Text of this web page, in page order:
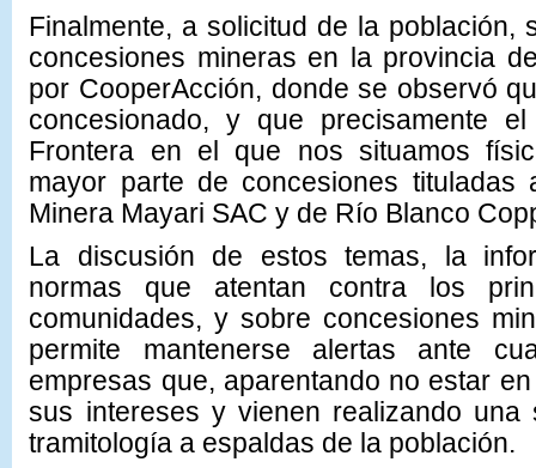
Finalmente, a solicitud de la población,
concesiones mineras en la provincia
por CooperAcción, donde se observó
concesionado, y que precisamente
Frontera en el que nos situamos
mayor parte de concesiones
Minera Mayari SAC y de Río Blanco
La discusión de estos temas, la
normas que atentan contra los
comunidades, y sobre concesiones
permite mantenerse alertas ante
empresas que, aparentando no estar
sus intereses y vienen realizando
tramitología a espaldas de la población.